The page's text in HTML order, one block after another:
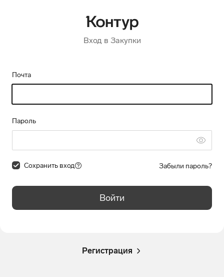
Вход в Закупки
Почта
Пароль
Сохранить вход Забыли пароль?
Войти
Регистрация